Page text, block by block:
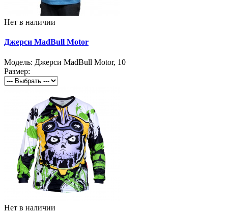
Нет в наличии
Джерси MadBull Motor
Модель: Джерси MadBull Motor, 10
Размер:
Нет в наличии